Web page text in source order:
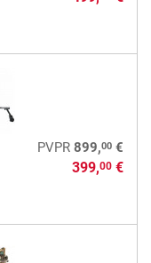
PVPR 899,00€
399,00€